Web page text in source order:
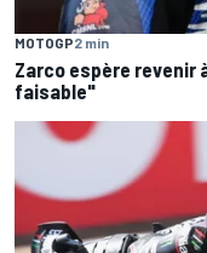
MOTOGP2 min
Zarco espère revenir
faisable"